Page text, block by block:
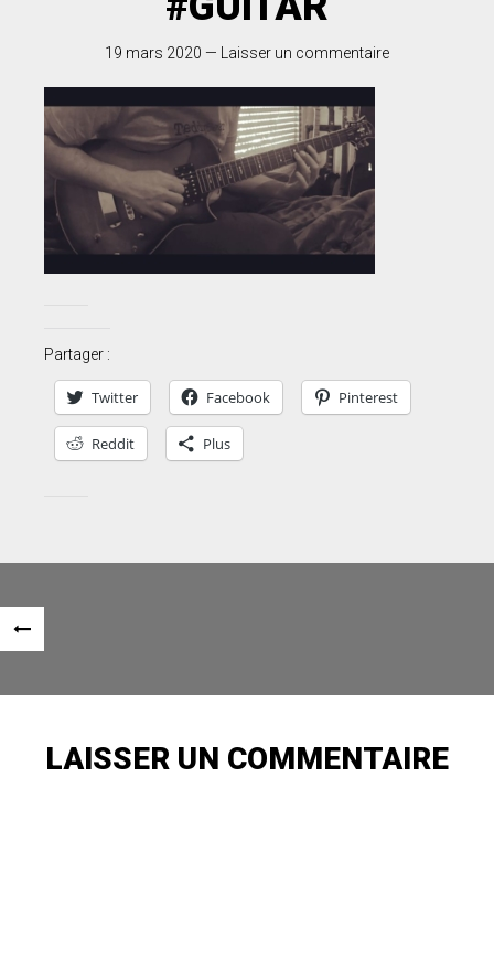
19 mars 2020 — Laisser un commentaire
Partager :
Twitter Facebook Pinterest
Reddit Plus
Navigation
LAISSER UN COMMENTAIRE